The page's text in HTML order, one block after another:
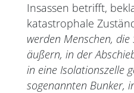
Insassen betrifft,
katastrophale
werden Menschen, die
äußern, in der
in eine Isolationszelle
sogenannten Bunker,